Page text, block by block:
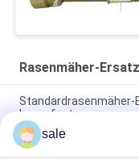
Rasenmäher-
Standardrasenmäher-
Lager fest
Standardgrößen-
GAET11311 passt
sale